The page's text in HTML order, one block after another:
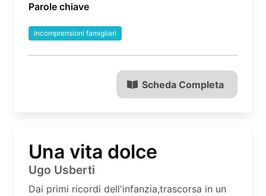
Parole chiave
Incomprensioni famigliari
Scheda Completa
Una vita dolce
Ugo Usberti
Dai primi ricordi dell'infanzia,trascorsa in un